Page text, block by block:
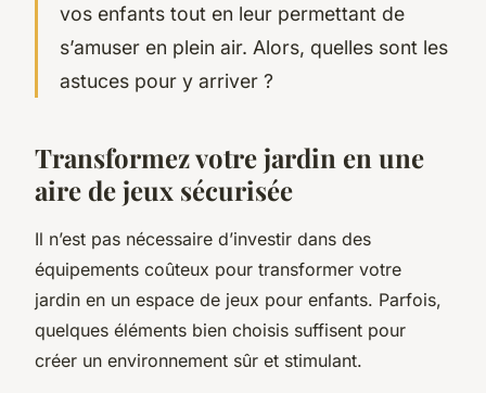
vos enfants tout en leur permettant de
s’amuser en plein air. Alors, quelles sont les
astuces pour y arriver ?
Transformez votre jardin en une
aire de jeux sécurisée
Il n’est pas nécessaire d’investir dans des
équipements coûteux pour transformer votre
jardin en un espace de jeux pour enfants. Parfois,
quelques éléments bien choisis suffisent pour
créer un environnement sûr et stimulant.